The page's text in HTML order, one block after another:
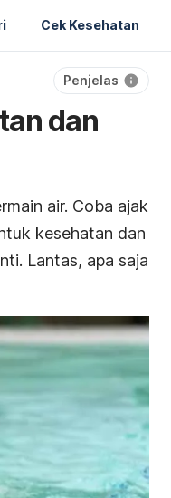
Cek Kesehatan
Penjelas
dan
air. Coba ajak
kesehatan dan
Lantas, apa saja